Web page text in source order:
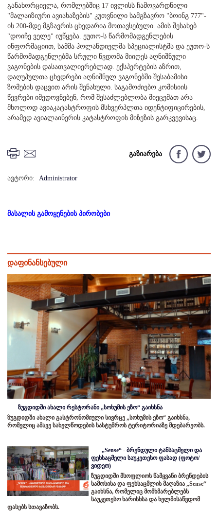
განახორციელა, რომლებშიც 17 ივლისს ჩამოვარდნილი
"მალაიზიური ავიახაზების" კუთვნილი სამგზავრო "ბოინგ 777"-
ის 200-მდე მგზავრის ცხედარია მოთავსებული. ამის შესახებ
"დოიჩე ველე" იუწყება. ეუთო-ს წარმომადგენლების
ინფორმაციით, სამმა ჰოლანდიელმა სპეციალისტმა და ეუთო-ს
წარმომადგენლებმა სრული წვდომა მიიღეს აღნიშნული
ვაგონების დასათვალიერებლად. ექსპერტების აზრით,
დაღუპულთა ცხედრები აღნიშნულ ვაგონებში შესაბამისი
ზომების დაცვით არის შენახული. საგამოძიებო კომისიის
წევრები იმედოვნებენ, რომ შესაძლებლობა მიეცემათ არა
მხოლოდ ავიაკატასტროფის მსხვერპლთა იდენტიფიცირების,
არამედ ავიალაინერის კატასტროფის მიზეზის გარკვევისაც.
გაზიარება
ავტორი: Administrator
მასალის გამოყენების პირობები
დაფინანსებული
ზუგდიდში ახალი რესტორანი „სოხუმის ეზო“ გაიხსნა
ზუგდიდში ახალი გასტრონომიული სივრცე „სოხუმის ეზო“ გაიხსნა,
რომელიც ამავე სახელწოდების სასტუმროს ტერიტორიაზე მდებარეობს.
„Sense“ - ბრენდული ტანსაცმელი და
ფეხსაცმელი საუკეთესო ფასად (ფოტო/
ვიდეო)
ზუგდიდში მსოფლიოს წამყვანი ბრენდების
სამოსისა და ფეხსაცმლის მაღაზია „Sense“
გაიხსნა, რომელიც მომხმარებლებს
საუკეთესო ხარისხსა და ხელმისაწვდომ
ფასებს სთავაზობს.